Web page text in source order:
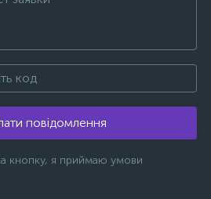
повідомлення
кнопку, я приймаю умови